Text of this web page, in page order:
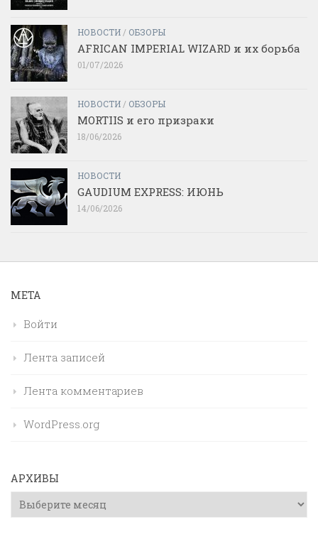
НОВОСТИ/ ОБЗОРЫ
AFRICAN IMPERIAL WIZARD и их борьба
01/07/2026
НОВОСТИ/ ОБЗОРЫ
MORTIIS и его призраки
18/06/2026
НОВОСТИ
GAUDIUM EXPRESS: ИЮНЬ
14/06/2026
МЕТА
Войти
Лента записей
Лента комментариев
WordPress.org
АРХИВЫ
Архивы